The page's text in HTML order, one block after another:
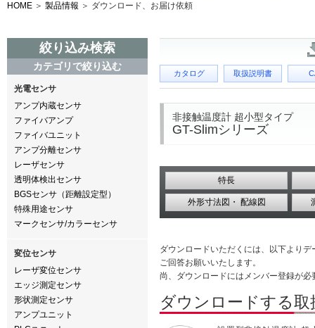
HOME 製品情報 ダウンロード、お届け依頼
絞り込み検索
カテゴリで絞り込む
光電センサ
アンプ内蔵センサ
ファイバアンプ
ファイバユニット
アンプ分離センサ
レーザセンサ
透明体検出センサ
BGSセンサ（距離設定型）
特殊用途センサ
マークセンサ/カラーセンサ
変位センサ
レーザ変位センサ
エッジ測定センサ
形状測定センサ
アンプユニット
カタログ 取扱説明書
非接触温度計 超小型タイプ
GT-Slimシリーズ
特長
外形寸法図・ 配線図
ダウンロードいただくには、以下より
ご回答お願いいたします。
尚、ダウンロードにはメンバー登録が必
ダウンロードする取